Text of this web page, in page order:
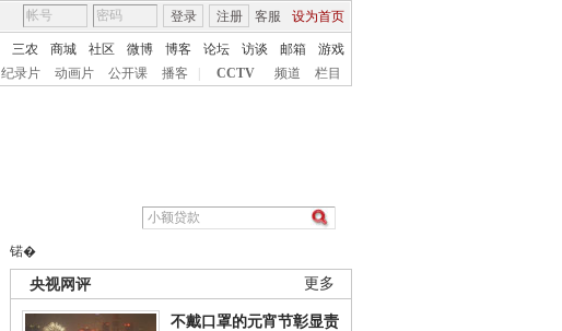
客服 设为首页
登录 注册
三农 商城 社区 微博 博客 论坛 访谈 邮箱
游戏
纪录片 动画片 公开课 播客 CCTV 频道 栏目
锘�
更多
央视网评
不戴口罩的元宵节彰显责